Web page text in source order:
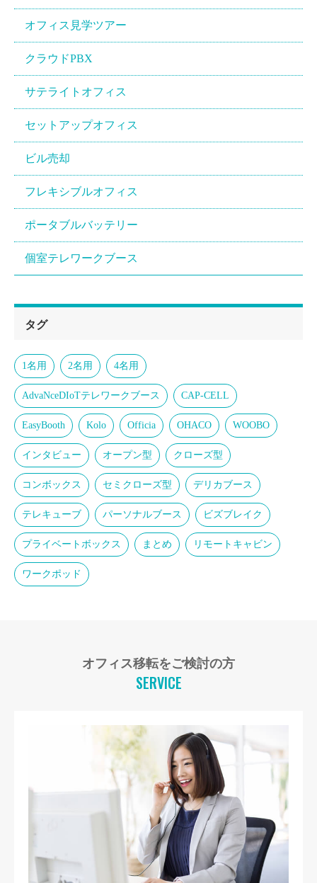
オフィス見学ツアー
クラウドPBX
サテライトオフィス
セットアップオフィス
ビル売却
フレキシブルオフィス
ポータブルバッテリー
個室テレワークブース
タグ
1名用 2名用 4名用
AdvaNceDIoTテレワークブース CAP-CELL
EasyBooth Kolo Officia OHACO WOOBO
インタビュー オープン型 クローズ型
コンボックス セミクローズ型 デリカブース
テレキューブ パーソナルブース ビズブレイク
プライベートボックス まとめ リモートキャビン
ワークポッド
オフィス移転をご検討の方
SERVICE